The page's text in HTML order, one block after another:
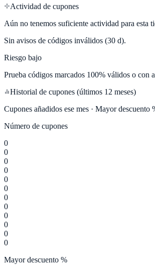
Actividad de cupones
Aún no tenemos suficiente actividad para esta
Sin avisos de códigos inválidos (30 d).
Riesgo bajo
Prueba códigos marcados 100% válidos o con
Historial de cupones (últimos 12 meses)
Cupones añadidos ese mes · Mayor descuento
Número de cupones
0
0
0
0
0
0
0
0
0
0
0
0
Mayor descuento %